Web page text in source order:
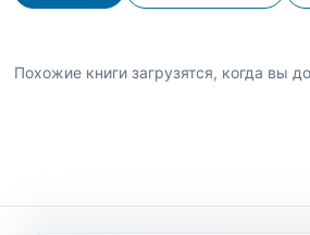
Похожие книги загрузятся, когда вы